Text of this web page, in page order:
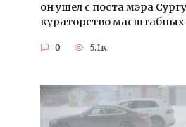
он ушел с поста мэра
кураторство
0 5.1к.